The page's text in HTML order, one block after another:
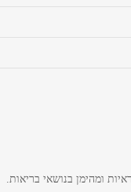
ומהימן בנושאי בריאות.